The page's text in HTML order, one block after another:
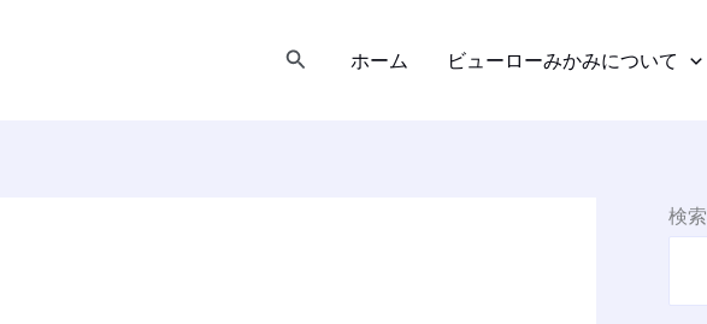
検
ホーム ビューローみかみについて
検索